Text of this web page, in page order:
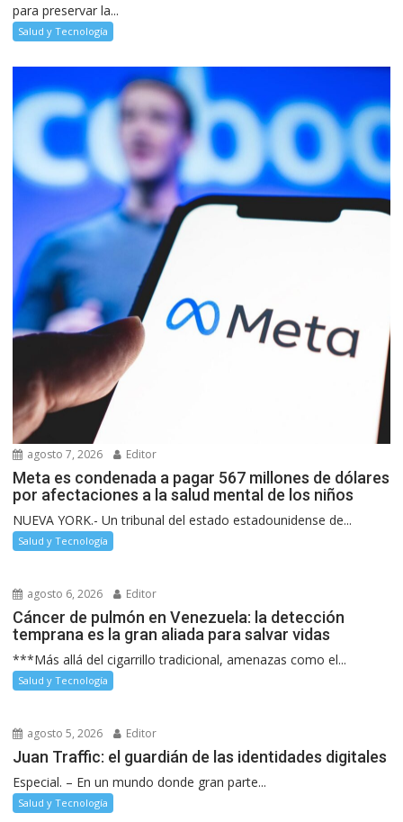
para preservar la...
Salud y Tecnología
agosto 7, 2026 Editor
Meta es condenada a pagar 567 millones de dólares
por afectaciones a la salud mental de los niños
NUEVA YORK.- Un tribunal del estado estadounidense de...
Salud y Tecnología
agosto 6, 2026 Editor
Cáncer de pulmón en Venezuela: la detección
temprana es la gran aliada para salvar vidas
***Más allá del cigarrillo tradicional, amenazas como el...
Salud y Tecnología
agosto 5, 2026 Editor
Juan Traffic: el guardián de las identidades digitales
Especial. – En un mundo donde gran parte...
Salud y Tecnología